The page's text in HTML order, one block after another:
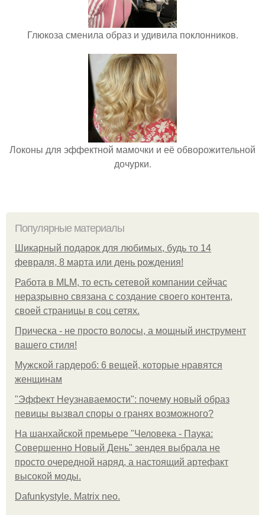
Глюкоза сменила образ и удивила поклонников.
Локоны для эффектной мамочки и её обворожительной
дочурки.
Популярные материалы
Шикарный подарок для любимых, будь то 14
февраля, 8 марта или день рождения!
Работа в MLM, то есть сетевой компании сейчас
неразрывно связана с создание своего контента,
своей страницы в соц сетях.
Прическа - не просто волосы, а мощный инструмент
вашего стиля!
Мужской гардероб: 6 вещей, которые нравятся
женщинам
"Эффект Неузнаваемости": почему новый образ
певицы вызвал споры о гранях возможного?
На шанхайской премьере "Человека - Паука:
Совершенно Новый День" зендея выбрала не
просто очередной наряд, а настоящий артефакт
высокой моды.
Dafunkystyle. Matrix neo.